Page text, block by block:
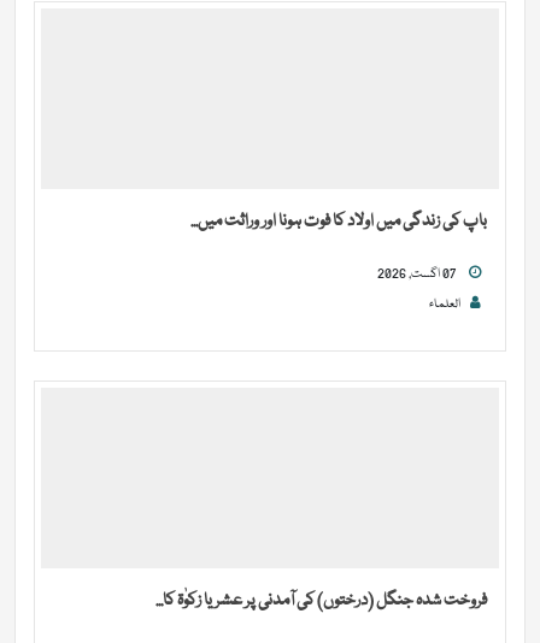
باپ کی زندگی میں اولاد کا فوت ہونا اور وراثت میں...
العلماء
فروخت شدہ جنگل (درختوں) کی آمدنی پر عشر یا زکوٰۃ کا...